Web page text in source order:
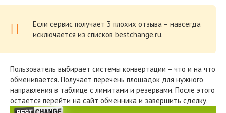
Если сервис получает 3 плохих отзыва – навсегда
исключается из списков bestchange.ru.
Пользователь выбирает системы конвертации – что и на что
обменивается. Получает перечень площадок для нужного
направления в таблице с лимитами и резервами. После этого
остается перейти на сайт обменника и завершить сделку.